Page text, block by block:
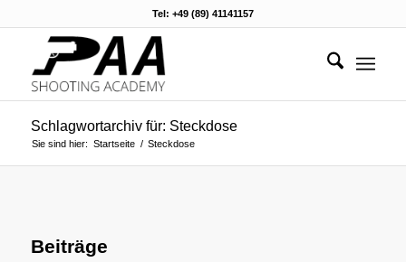
Tel: +49 (89) 41141157
Schlagwortarchiv für: Steckdose
Sie sind hier: Startseite / Steckdose
Beiträge